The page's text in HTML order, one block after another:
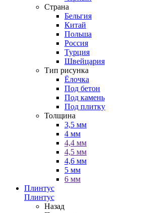
Страна
Бельгия
Китай
Польша
Россия
Турция
Швейцария
Тип рисунка
Ёлочка
Под бетон
Под камень
Под плитку
Толщина
3,5 мм
4 мм
4,4 мм
4,5 мм
4,6 мм
5 мм
6 мм
Плинтус
Плинтус
Назад